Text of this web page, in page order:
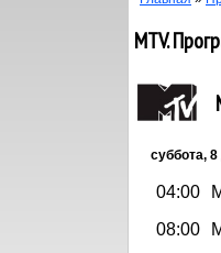
MTV.
суббота,
04:00
08:00